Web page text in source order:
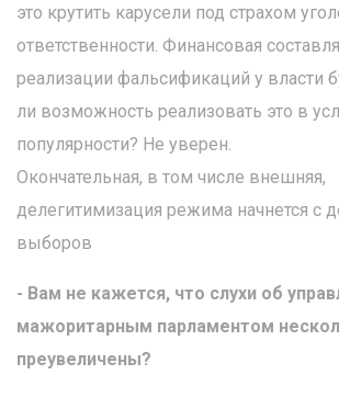
это крутить карусели под страхом
ответственности. Финансовая
реализации фальсификаций у власти
ли возможность реализовать это в
популярности? Не уверен.
Окончательная, в том числе внешняя,
делегитимизация режима начнется с
выборов
- Вам не кажется, что слухи об
мажоритарным парламентом
преувеличены?